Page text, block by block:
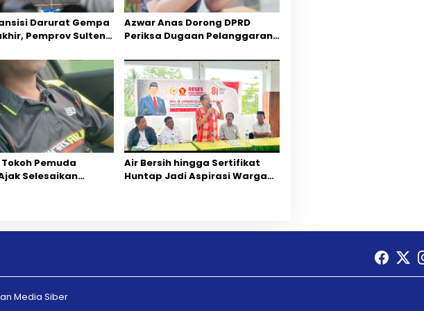
Darurat Gempa
Pemprov Sulteng
Azwar Anas Dorong DPRD
Periksa Dugaan Pelanggaran
CPM
Tokoh Pemuda
Selesaikan
Air Bersih hingga Sertifikat
Huntap Jadi Aspirasi Warga
Media Siber